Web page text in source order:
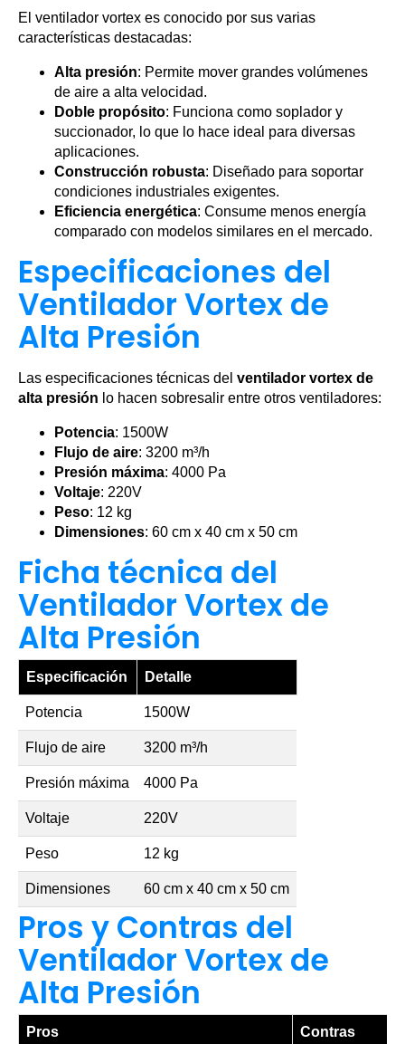
El ventilador vortex es conocido por sus varias
características destacadas:
Alta presión: Permite mover grandes volúmenes
de aire a alta velocidad.
Doble propósito: Funciona como soplador y
succionador, lo que lo hace ideal para diversas
aplicaciones.
Construcción robusta: Diseñado para soportar
condiciones industriales exigentes.
Eficiencia energética: Consume menos energía
comparado con modelos similares en el mercado.
Especificaciones del
Ventilador Vortex de
Alta Presión
Las especificaciones técnicas del ventilador vortex de
alta presión lo hacen sobresalir entre otros ventiladores:
Potencia: 1500W
Flujo de aire: 3200 m³/h
Presión máxima: 4000 Pa
Voltaje: 220V
Peso: 12 kg
Dimensiones: 60 cm x 40 cm x 50 cm
Ficha técnica del
Ventilador Vortex de
Alta Presión
Especificación Detalle
Potencia 1500W
Flujo de aire 3200 m³/h
Presión máxima 4000 Pa
Voltaje 220V
Peso 12 kg
Dimensiones 60 cm x 40 cm x 50 cm
Pros y Contras del
Ventilador Vortex de
Alta Presión
Pros Contras